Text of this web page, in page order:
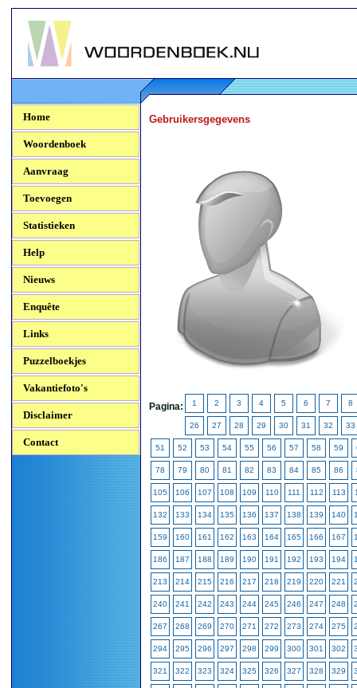
Woordenboek.NU
Home
Woordenboek
Aanvraag
Toevoegen
Statistieken
Help
Nieuws
Enquête
Links
Puzzelboekjes
Vakantiefoto's
Disclaimer
Contact
Gebruikersgegevens
Pagina: 1 2 3 4 5 6 7 8
26 27 28 29 30 31 32 33
51 52 53 54 55 56 57 58 59
78 79 80 81 82 83 84 85 86
105 106 107 108 109 110 111 112 113
132 133 134 135 136 137 138 139 140
159 160 161 162 163 164 165 166 167
186 187 188 189 190 191 192 193 194
213 214 215 216 217 218 219 220 221
240 241 242 243 244 245 246 247 248
267 268 269 270 271 272 273 274 275
294 295 296 297 298 299 300 301 302
321 322 323 324 325 326 327 328 329